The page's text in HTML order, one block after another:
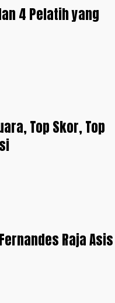
4 Pelatih yang
Top Skor, Top
Raja Asis